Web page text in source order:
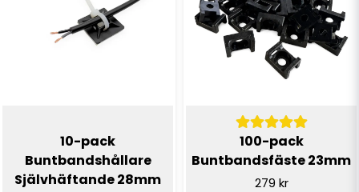
E-postadress
10-pack
Buntbandshållare
Självhäftande 28mm
100-pack
Buntbandsfäste 23mm
279 kr